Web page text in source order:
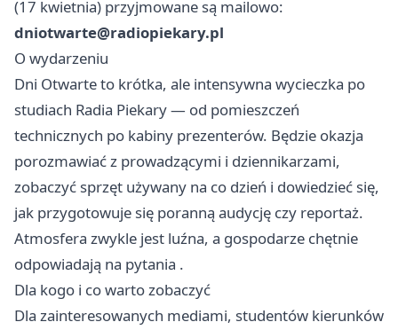
(17 kwietnia) przyjmowane są mailowo:
dniotwarte@radiopiekary.pl
O wydarzeniu
Dni Otwarte to krótka, ale intensywna wycieczka po
studiach Radia Piekary — od pomieszczeń
technicznych po kabiny prezenterów. Będzie okazja
porozmawiać z prowadzącymi i dziennikarzami,
zobaczyć sprzęt używany na co dzień i dowiedzieć się,
jak przygotowuje się poranną audycję czy reportaż.
Atmosfera zwykle jest luźna, a gospodarze chętnie
odpowiadają na pytania .
Dla kogo i co warto zobaczyć
Dla zainteresowanych mediami, studentów kierunków